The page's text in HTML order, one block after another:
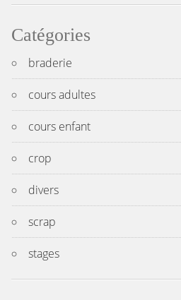
Catégories
braderie
cours adultes
cours enfant
crop
divers
scrap
stages